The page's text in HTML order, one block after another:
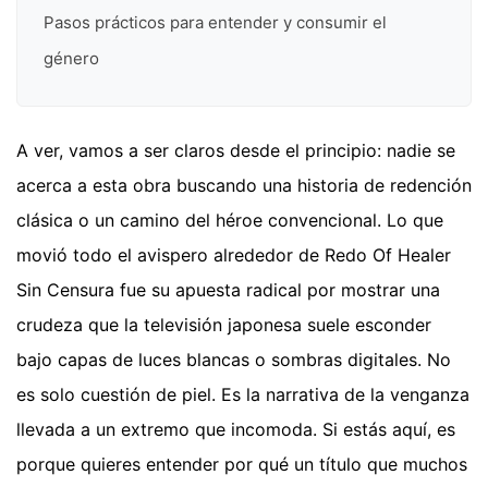
Pasos prácticos para entender y consumir el
género
A ver, vamos a ser claros desde el principio: nadie se
acerca a esta obra buscando una historia de redención
clásica o un camino del héroe convencional. Lo que
movió todo el avispero alrededor de Redo Of Healer
Sin Censura fue su apuesta radical por mostrar una
crudeza que la televisión japonesa suele esconder
bajo capas de luces blancas o sombras digitales. No
es solo cuestión de piel. Es la narrativa de la venganza
llevada a un extremo que incomoda. Si estás aquí, es
porque quieres entender por qué un título que muchos